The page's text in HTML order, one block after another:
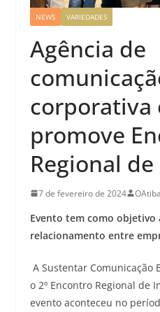
NEWS VARIEDADES
Agência de
corporativa
promove
Regional
7 de fevereiro de 2024
Evento tem como objetivo
relacionamento entre
A Sustentar Comunicação
o 2º Encontro Regional de
evento aconteceu no